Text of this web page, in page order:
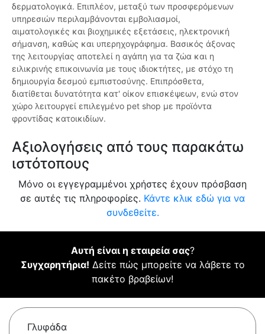
δερματολογικά. Επιπλέον, μεταξύ των προσφερόμενων
υπηρεσιών περιλαμβάνονται εμβολιασμοί,
αιματολογικές και βιοχημικές εξετάσεις, ηλεκτρονική
σήμανση, καθώς και υπερηχογράφημα. Βασικός άξονας
της λειτουργίας αποτελεί η αγάπη για τα ζώα και η
ειλικρινής επικοινωνία με τους ιδιοκτήτες, με στόχο τη
δημιουργία δεσμού εμπιστοσύνης. Επιπρόσθετα,
διατίθεται δυνατότητα κατ' οίκον επισκέψεων, ενώ στον
χώρο λειτουργεί επιλεγμένο pet shop με προϊόντα
φροντίδας κατοικιδίων.
Αξιολογήσεις από τους παρακάτω
ιστότοπους
Μόνο οι εγγεγραμμένοι χρήστες έχουν πρόσβαση
σε αυτές τις πληροφορίες. Κάντε κλικ εδώ για να
συνδεθείτε.
Αυτή είναι η εταιρεία σας?
Συγχαρητήρια! Δείτε πώς μπορείτε να λάβετε το
πακέτο βραβείων!
Γλυφάδα